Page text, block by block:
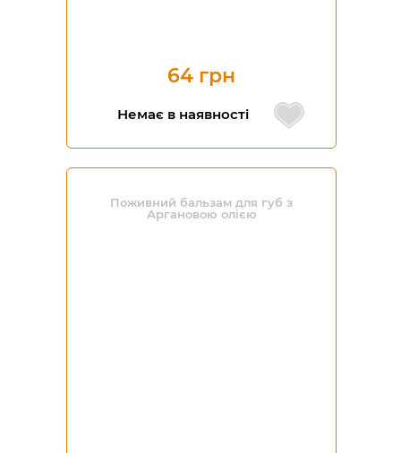
64 грн
Немає в наявності
Поживний бальзам для губ з
Аргановою олією